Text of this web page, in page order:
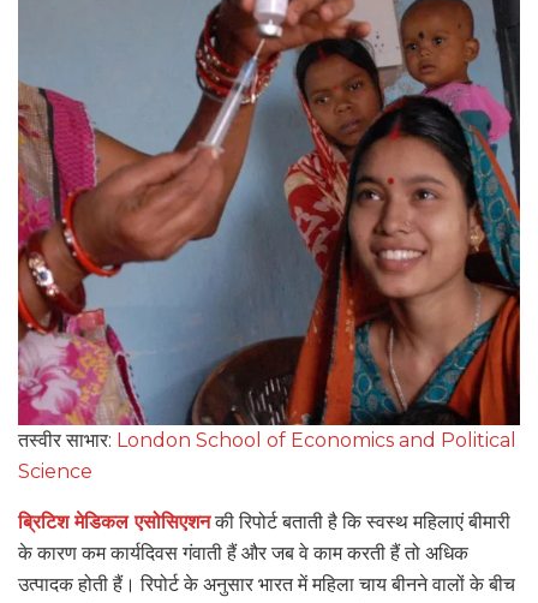
तस्वीर साभार: London School of Economics and Political
Science
ब्रिटिश मेडिकल एसोसिएशनकी रिपोर्ट बताती है कि स्वस्थ महिलाएं बीमारी
के कारण कम कार्यदिवस गंवाती हैं और जब वे काम करती हैं तो अधिक
उत्पादक होती हैं। रिपोर्ट के अनुसार भारत में महिला चाय बीनने वालों के बीच